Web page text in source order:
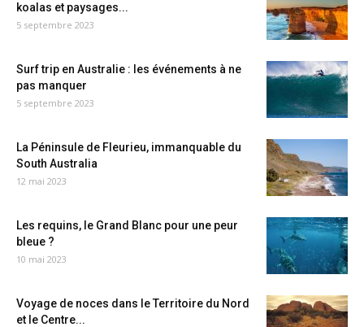
koalas et paysages...
5 septembre 2023
Surf trip en Australie : les événements à ne
pas manquer
5 septembre 2023
La Péninsule de Fleurieu, immanquable du
South Australia
12 mai 2023
Les requins, le Grand Blanc pour une peur
bleue ?
10 mai 2023
Voyage de noces dans le Territoire du Nord
et le Centre...